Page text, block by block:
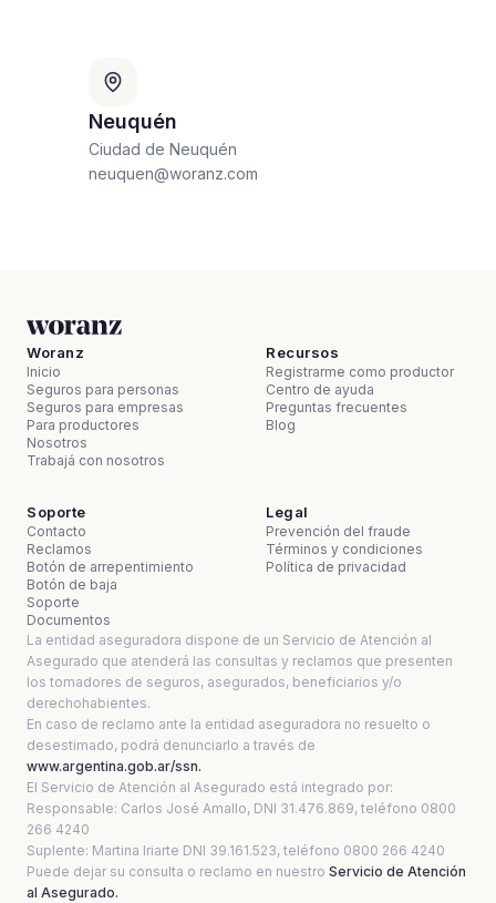
Neuquén
Ciudad de Neuquén
neuquen@woranz.com
Woranz
Inicio
Seguros para personas
Seguros para empresas
Para productores
Nosotros
Trabajá con nosotros
Recursos
Registrarme como productor
Centro de ayuda
Preguntas frecuentes
Blog
Soporte
Contacto
Reclamos
Botón de arrepentimiento
Botón de baja
Soporte
Documentos
Legal
Prevención del fraude
Términos y condiciones
Política de privacidad
La entidad aseguradora dispone de un Servicio de Atención al
Asegurado que atenderá las consultas y reclamos que presenten
los tomadores de seguros, asegurados, beneficiarios y/o
derechohabientes.
En caso de reclamo ante la entidad aseguradora no resuelto o
desestimado, podrá denunciarlo a través de
www.argentina.gob.ar/ssn.
El Servicio de Atención al Asegurado está integrado por:
Responsable: Carlos José Amallo, DNI 31.476.869, teléfono 0800
266 4240
Suplente: Martina Iriarte DNI 39.161.523, teléfono 0800 266 4240
Puede dejar su consulta o reclamo en nuestro Servicio de Atención
al Asegurado.